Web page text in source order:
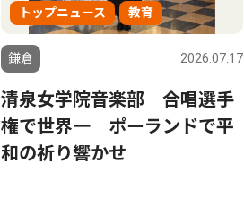
トップニュース 教育
鎌倉 2026.07.17
清泉女学院音楽部 合唱選手
権で世界一 ポーランドで平
和の祈り響かせ